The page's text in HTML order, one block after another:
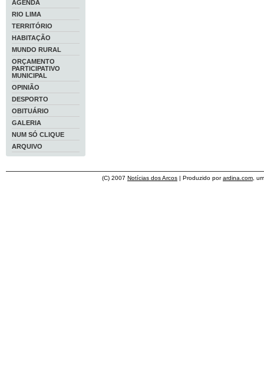
AGENDA
RIO LIMA
TERRITÓRIO
HABITAÇÃO
MUNDO RURAL
ORÇAMENTO
PARTICIPATIVO
MUNICIPAL
OPINIÃO
DESPORTO
OBITUÁRIO
GALERIA
NUM SÓ CLIQUE
ARQUIVO
(C) 2007 Notícias dos Arcos | Produzido porardina.com ,